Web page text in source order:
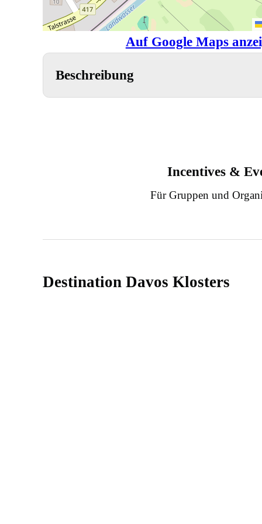
Auf Google Maps
Beschreibung
Incentives &
Für Gruppen und
Destination Davos Klosters